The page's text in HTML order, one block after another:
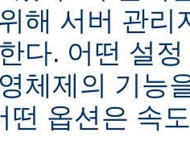
해 서버 관리
다. 어떤 설
체제의 기능
떤 옵션은 속